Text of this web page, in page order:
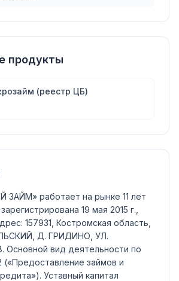
продукты
(реестр ЦБ)
ЗАЙМ» работает на рынке 11 лет
19 мая 2015 г.,
157931, Костромская область,
Д. ГРИДИНО, УЛ.
Основной вид деятельности по
(«Предоставление займов и
. Уставный капитал